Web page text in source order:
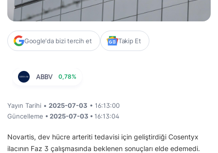
Google'da bizi tercih et Takip Et
ABBV 0,78%
Yayın Tarihi • 2025-07-03 • 16:13:00
Güncelleme • 2025-07-03 • 16:13:04
Novartis, dev hücre arteriti tedavisi için geliştirdiği Cosentyx
ilacının Faz 3 çalışmasında beklenen sonuçları elde edemedi.